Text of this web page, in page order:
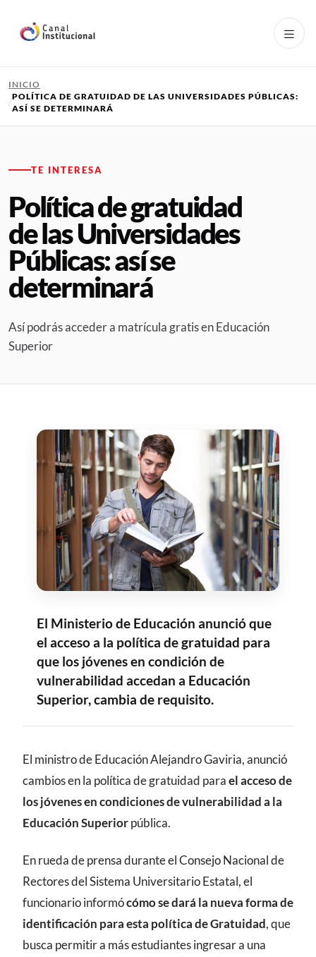
INICIO
POLÍTICA DE GRATUIDAD DE LAS UNIVERSIDADES PÚBLICAS:
ASÍ SE DETERMINARÁ
TE INTERESA
Política de gratuidad
de las Universidades
Públicas: así se
determinará
Así podrás acceder a matrícula gratis en Educación
Superior
El Ministerio de Educación anunció que
el acceso a la política de gratuidad para
que los jóvenes en condición de
vulnerabilidad accedan a Educación
Superior, cambia de requisito.
CONTENIDO
El ministro de Educación Alejandro Gaviria, anunció
cambios en la política de gratuidad parael acceso de
los jóvenes en condiciones de vulnerabilidad a la
Educación Superiorpública.
En rueda de prensa durante el Consejo Nacional de
Rectores del Sistema Universitario Estatal, el
funcionario informócómo se dará la nueva forma de
identificación para esta política de Gratuidad, que
busca permitir a más estudiantes ingresar a una